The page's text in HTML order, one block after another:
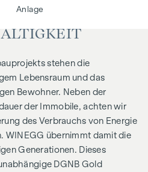
Anlage
stehen die
Lebensraum und das
Bewohner. Neben der
der Immobile, achten wir
des Verbrauchs von Energie
WINEGG übernimmt damit die
Generationen. Dieses
DGNB Gold